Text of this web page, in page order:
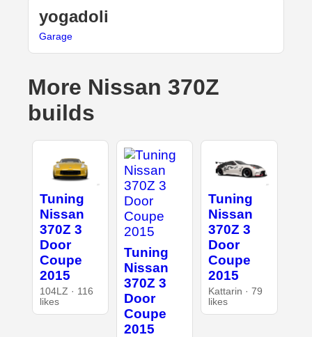
yogadoli
Garage
More Nissan 370Z
builds
Tuning
Nissan
370Z 3
Door
Coupe
2015
104LZ · 116
likes
Tuning
Nissan
370Z 3
Door
Coupe
2015
Tuning
Nissan
370Z 3
Door
Coupe
2015
Kattarin · 79
likes